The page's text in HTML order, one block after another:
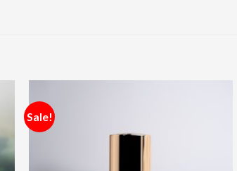
Sale!